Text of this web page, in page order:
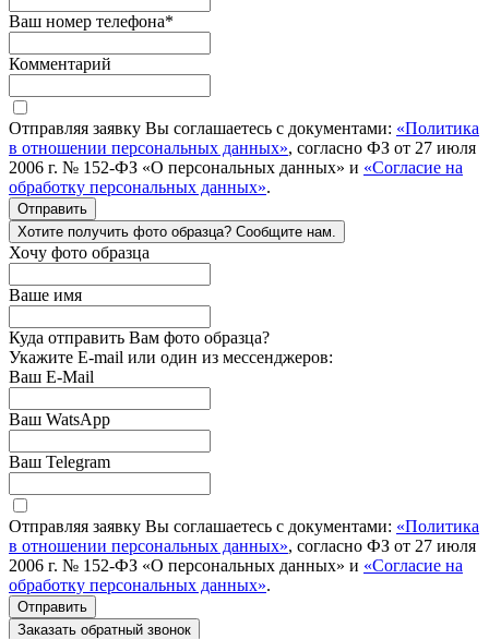
Ваш номер телефона*
Комментарий
Отправляя заявку Вы соглашаетесь с документами: «Политика
в отношении персональных данных», согласно ФЗ от 27 июля
2006 г. № 152-ФЗ «О персональных данных» и «Согласие на
обработку персональных данных».
Отправить
Хотите получить фото образца? Сообщите нам.
Хочу фото образца
Ваше имя
Куда отправить Вам фото образца?
Укажите E-mail или один из мессенджеров:
Ваш E-Mail
Ваш WatsApp
Ваш Telegram
Отправляя заявку Вы соглашаетесь с документами: «Политика
в отношении персональных данных», согласно ФЗ от 27 июля
2006 г. № 152-ФЗ «О персональных данных» и «Согласие на
обработку персональных данных».
Отправить
Заказать обратный звонок